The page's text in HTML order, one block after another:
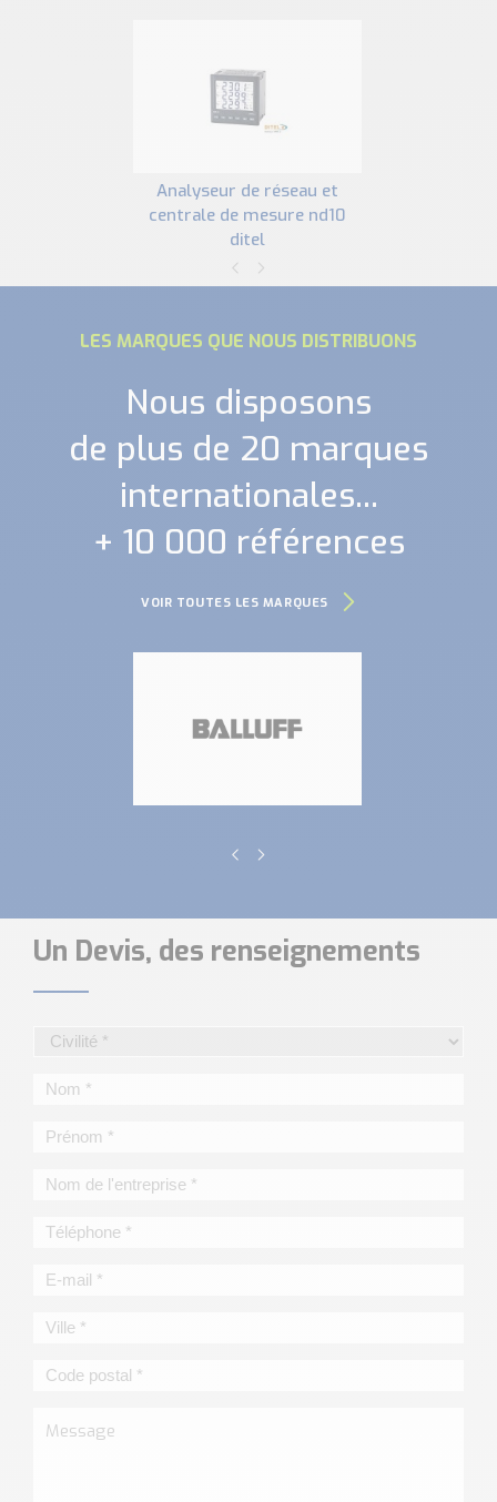
analyseur de réseau et
centrale de mesure nd10
ditel
LES MARQUES QUE NOUS DISTRIBUONS
Nous disposons
de plus de 20 marques
internationales...
+ 10 000 références
VOIR TOUTES LES MARQUES
Un Devis, des renseignements